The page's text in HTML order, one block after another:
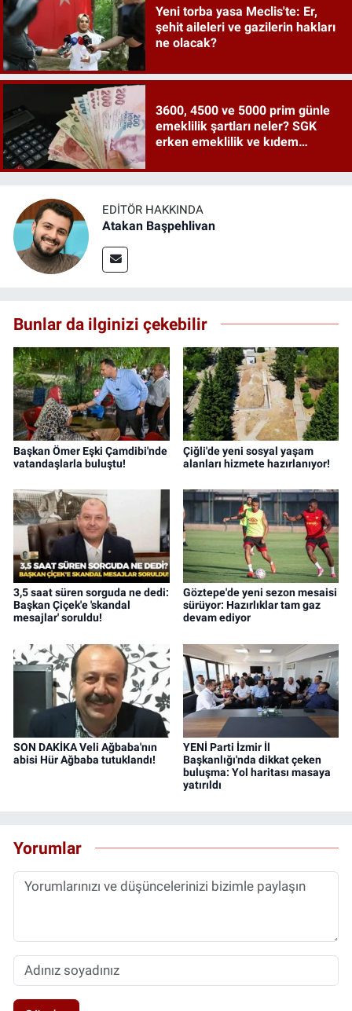
Yeni torba yasa Meclis'te: Er,
şehit aileleri ve gazilerin hakları
ne olacak?
3600, 4500 ve 5000 prim günle
emeklilik şartları neler? SGK
erken emeklilik ve kıdem
EDITÖR HAKKINDA
Atakan Başpehlivan
Bunlar da ilginizi çekebilir
Başkan Ömer Eşki Çamdibi'nde
vatandaşlarla buluştu!
Çiğli'de yeni sosyal yaşam
alanları hizmete hazırlanıyor!
3,5 saat süren sorguda ne dedi:
Başkan Çiçek'e 'skandal
mesajlar' soruldu!
Göztepe'de yeni sezon mesaisi
sürüyor: Hazırlıklar tam gaz
devam ediyor
SON DAKİKA Veli Ağbaba'nın
abisi Hür Ağbaba tutuklandı!
YENİ Parti İzmir İl
Başkanlığı'nda dikkat çeken
buluşma: Yol haritası masaya
yatırıldı
Yorumlar